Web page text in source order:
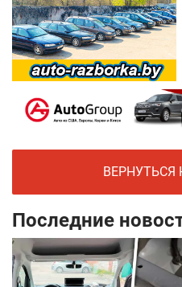
ВЕРНУТЬСЯ
Последние